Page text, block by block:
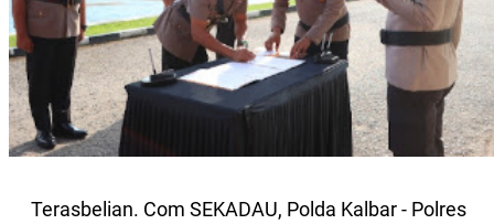
Terasbelian. Com SEKADAU, Polda Kalbar - Polres